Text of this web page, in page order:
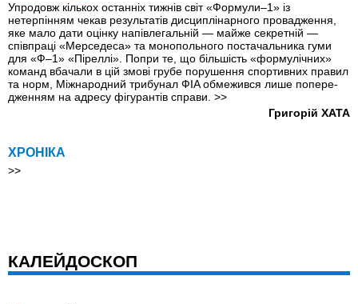
Упродовж кількох останніх тижнів світ «Формули–1» із
нетерпінням чекав результатів дисциплінарного провадження,
яке мало дати оцінку напівлегальній — майже секретній —
співпраці «Мерседеса» та монопольного постачальника гуми
для «Ф–1» «Піреллі». Попри те, що більшість «формулічних»
команд вбачали в цій змові грубе порушення спортивних правил
та норм, Міжнародний трибунал ФIA обмежився лише попере­
дженням на адресу фігурантів справи. >>
Григорій ХАТА
ХРОНІКА
>>
КАЛЕЙДОСКОП